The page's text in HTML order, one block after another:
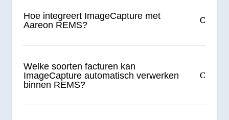
Hoe integreert ImageCapture met
Aareon REMS?
Welke soorten facturen kan
ImageCapture automatisch verwerken
binnen REMS?